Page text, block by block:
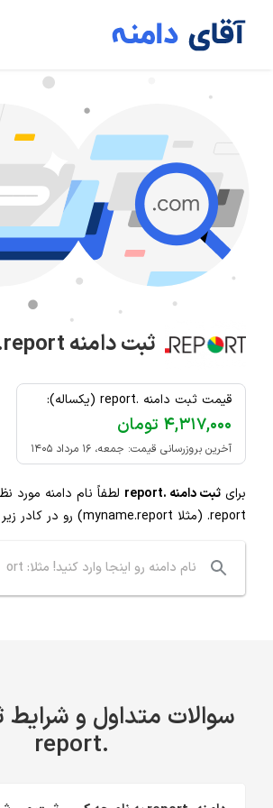
ثبت دامنه
قیمت ثبت دامنه .report (یکساله):
۴,۳۱۷,۰۰۰ تومان
آخرین بروزرسانی قیمت: جمعه، ۱۶ مرداد ۱۴۰۵
برای ثبت دامنه .report
لطفاً نام دامنه مورد
.report (مثلا myname.report) رو در کادر زیر جستجو کنید
سوالات متداول و شرایط
.report